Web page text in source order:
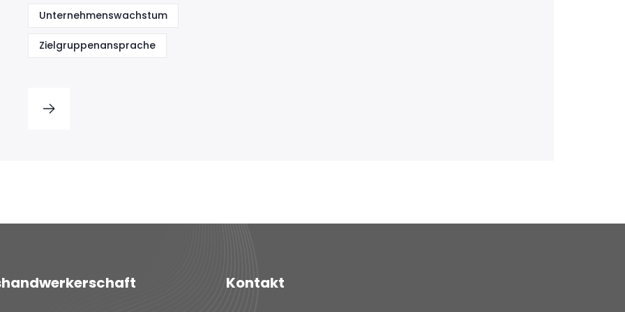
Unternehmenswachstum
Zielgruppenansprache
Kontakt